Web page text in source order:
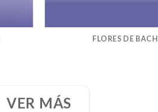
FLORES DE BACH
VER MÁS